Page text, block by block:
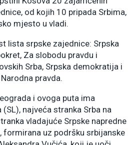
od kojih 10 pripada Srbima,
mjesto u vladi.
lista srpske zajednice: Srpska
Za slobodu pravdu i
Srba, Srpska demokratija i
pravda.
i ovoga puta ima
najveća stranka Srba na
vladajuće Srpske napredne
formirana uz podršku srbijanske